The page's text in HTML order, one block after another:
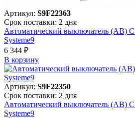
Артикул: S9F22363
Срок поставки: 2 дня
Автоматический выключатель (АВ)
Systeme9
6 344 ₽
В корзинy
Артикул: S9F22350
Срок поставки: 2 дня
Автоматический выключатель (АВ)
Systeme9